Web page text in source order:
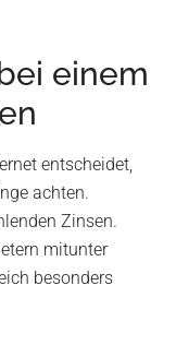
einem
entscheidet,
achten.
Zinsen.
mitunter
besonders